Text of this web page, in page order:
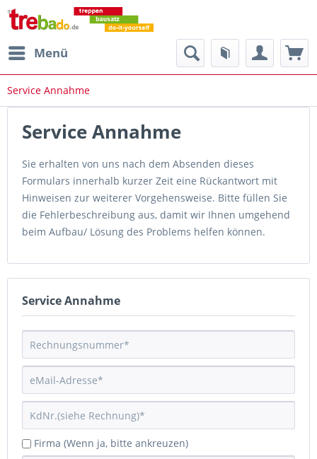
Menü
Service Annahme
Service Annahme
Sie erhalten von uns nach dem Absenden dieses
Formulars innerhalb kurzer Zeit eine Rückantwort mit
Hinweisen zur weiterer Vorgehensweise. Bitte füllen Sie
die Fehlerbeschreibung aus, damit wir Ihnen umgehend
beim Aufbau/ Lösung des Problems helfen können.
Service Annahme
Firma (Wenn ja, bitte ankreuzen)